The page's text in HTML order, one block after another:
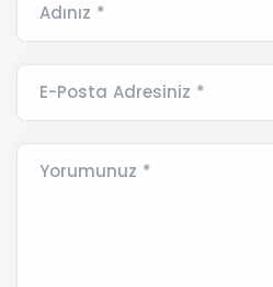
Adınız *
E-Posta Adresiniz *
Yorumunuz *